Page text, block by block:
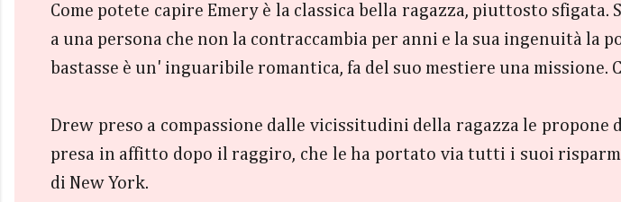
Come potete capire Emery è la classica bella ragazza, piuttosto
a una persona che non la contraccambia per anni e la sua ingenuità la
bastasse è un' inguaribile romantica, fa del suo mestiere una missione.
Drew preso a compassione dalle vicissitudini della ragazza le
presa in affitto dopo il raggiro, che le ha portato via tutti i suoi
di New York.